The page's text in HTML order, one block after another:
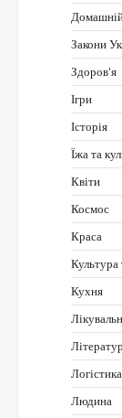
Закони
Здоров'я
Ігри
Історія
Їжа та
Квіти
Космос
Краса
Культура
Кухня
Людина